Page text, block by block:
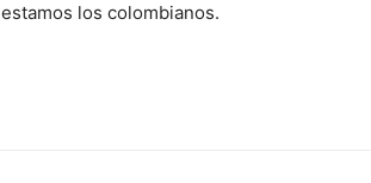
los colombianos.